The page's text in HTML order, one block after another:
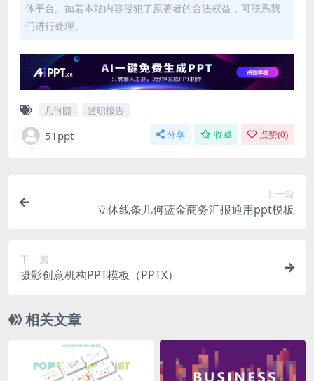
体平台。如若本站内容侵犯了原著者的合法权益，可联系我
们进行处理。
几何圆 述职报告
51ppt 分享 收藏 点赞(0)
上一篇
立体线条几何蓝金商务汇报通用ppt模板
下一篇
摄影创意机构PPT模板（PPTX）
相关文章